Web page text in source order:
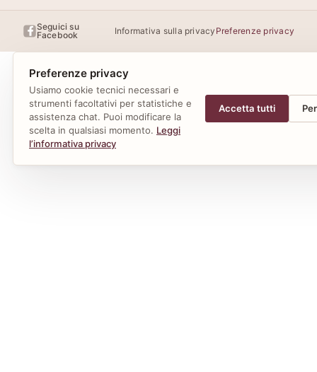
Seguici su
Facebook
Informativa sulla privacy Preferenze privacy
Preferenze privacy
Usiamo cookie tecnici necessari e
strumenti facoltativi per statistiche e
assistenza chat. Puoi modificare la
scelta in qualsiasi momento. Leggi
l’informativa privacy
Accetta tutti